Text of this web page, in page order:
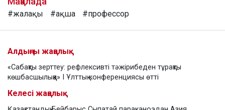
#жалақы #ақша #профессор
Алдыңғы жаңалық
«Сабақты зерттеу: рефлексивті тәжірибеден тұрақты
көшбасшылыққа» І Ұлттық конференциясы өтті
Келесі жаңалық